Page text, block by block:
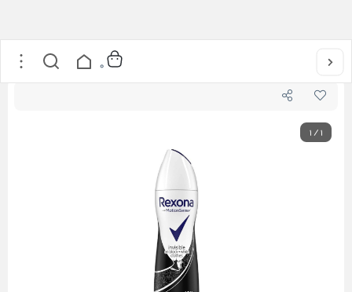
خانه اسپری بدن اینویزیبل بلک اند وایت زنانه رکسونا
0
1/1